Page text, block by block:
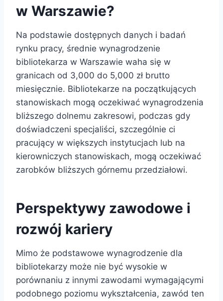
w Warszawie?
Na podstawie dostępnych danych i badań
rynku pracy, średnie wynagrodzenie
bibliotekarza w Warszawie waha się w
granicach od 3,000 do 5,000 zł brutto
miesięcznie. Bibliotekarze na początkujących
stanowiskach mogą oczekiwać wynagrodzenia
bliższego dolnemu zakresowi, podczas gdy
doświadczeni specjaliści, szczególnie ci
pracujący w większych instytucjach lub na
kierowniczych stanowiskach, mogą oczekiwać
zarobków bliższych górnemu przedziałowi.
Perspektywy zawodowe i
rozwój kariery
Mimo że podstawowe wynagrodzenie dla
bibliotekarzy może nie być wysokie w
porównaniu z innymi zawodami wymagającymi
podobnego poziomu wykształcenia, zawód ten